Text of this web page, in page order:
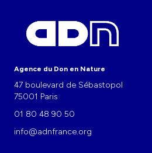
Agence du Don en Nature
47 boulevard de Sébastopol
75001 Paris
01 80 48 90 50
info@adnfrance.org